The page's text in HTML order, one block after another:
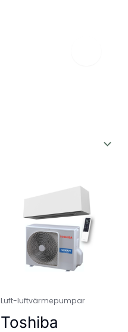
Luft-luftvärmepumpar
Toshiba